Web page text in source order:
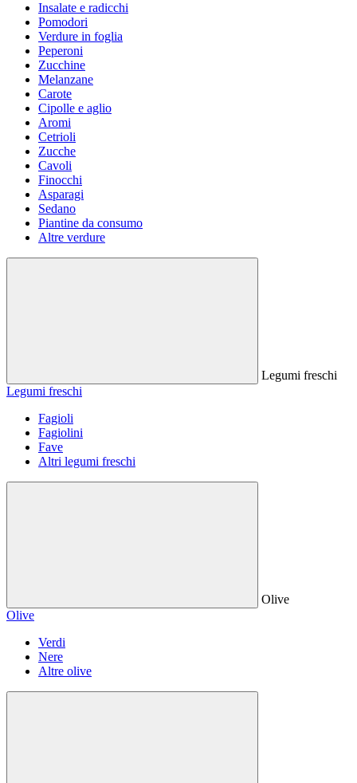
Insalate e radicchi
Pomodori
Verdure in foglia
Peperoni
Zucchine
Melanzane
Carote
Cipolle e aglio
Aromi
Cetrioli
Zucche
Cavoli
Finocchi
Asparagi
Sedano
Piantine da consumo
Altre verdure
Legumi freschi
Legumi freschi
Fagioli
Fagiolini
Fave
Altri legumi freschi
Olive
Olive
Verdi
Nere
Altre olive